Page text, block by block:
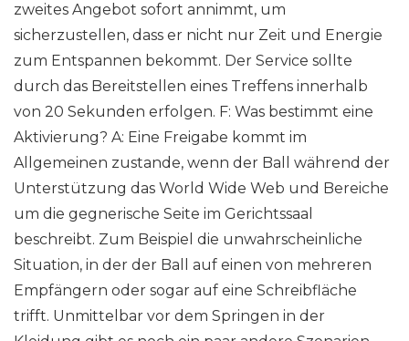
zweites Angebot sofort annimmt, um
sicherzustellen, dass er nicht nur Zeit und Energie
zum Entspannen bekommt. Der Service sollte
durch das Bereitstellen eines Treffens innerhalb
von 20 Sekunden erfolgen. F: Was bestimmt eine
Aktivierung? A: Eine Freigabe kommt im
Allgemeinen zustande, wenn der Ball während der
Unterstützung das World Wide Web und Bereiche
um die gegnerische Seite im Gerichtssaal
beschreibt. Zum Beispiel die unwahrscheinliche
Situation, in der der Ball auf einen von mehreren
Empfängern oder sogar auf eine Schreibfläche
trifft. Unmittelbar vor dem Springen in der